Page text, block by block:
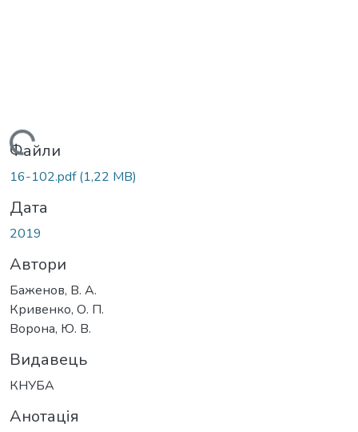
Вантажиться...
Файли
16-102.pdf(1,22 MB)
Дата
2019
Автори
Баженов, В. А.
Кривенко, О. П.
Ворона, Ю. В.
Видавець
КНУБА
Анотація